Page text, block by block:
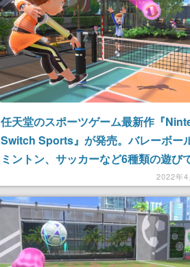
任天堂のスポーツゲーム最新作『
Switch Sports』が発売。バレーボー
ミントン、サッカーなど6種類の遊び
2022年